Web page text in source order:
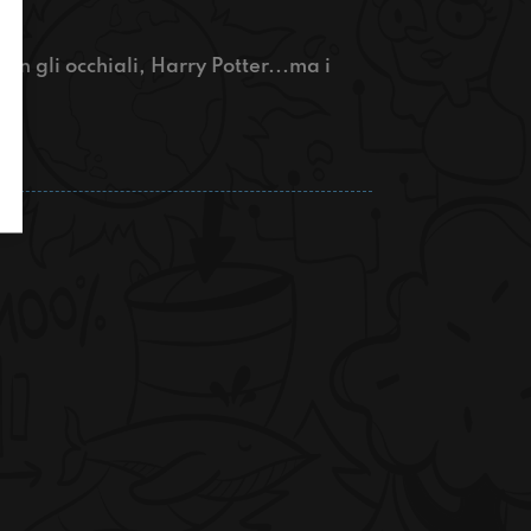
gli occhiali, Harry Potter...ma i